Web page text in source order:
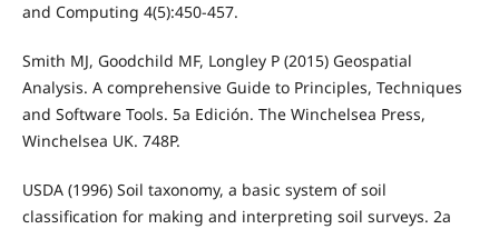
and Computing 4(5):450-457.
Smith MJ, Goodchild MF, Longley P (2015) Geospatial
Analysis. A comprehensive Guide to Principles, Techniques
and Software Tools. 5a Edición. The Winchelsea Press,
Winchelsea UK. 748P.
USDA (1996) Soil taxonomy, a basic system of soil
classification for making and interpreting soil surveys. 2a